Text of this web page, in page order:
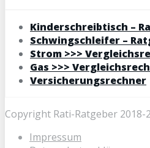
Kinderschreibtisch –
Schwingschleifer –
Strom >>>
Gas >>>
Versicherungsrechner
Copyright Rati-Ratgeber 2018-
Impressum